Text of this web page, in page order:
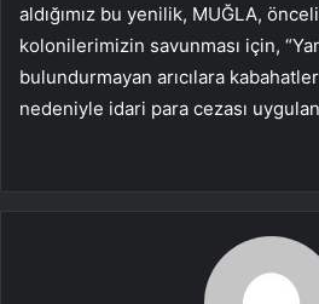
aldığımız bu yenilik, MUĞLA,
kolonilerimizin savunması için,
bulundurmayan arıcılara
nedeniyle idari para cezası